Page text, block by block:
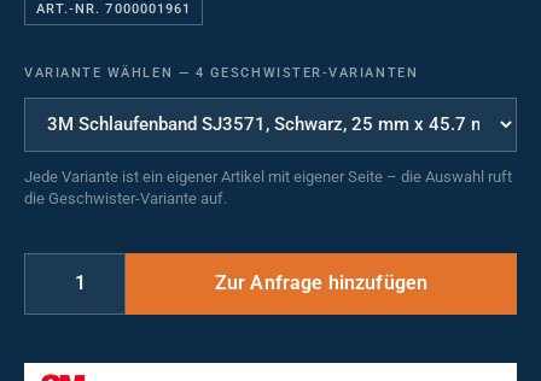
ART.-NR. 7000001961
VARIANTE WÄHLEN — 4 GESCHWISTER-VARIANTEN
Jede Variante ist ein eigener Artikel mit eigener Seite – die Auswahl ruft
die Geschwister-Variante auf.